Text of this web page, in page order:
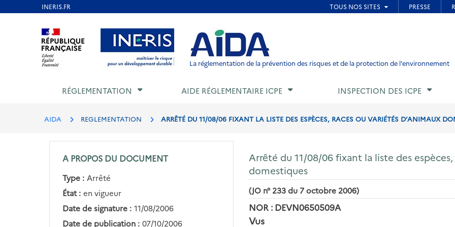
Aller au contenu Aller au menu Aller au pied de page
La réglementation de la prévention des risques et de la protection de l'environnement
RÉGLEMENTATION AIDE RÉGLEMENTAIRE ICPE INSPECTION DES ICPE
AIDA REGLEMENTATION ARRÊTÉ DU 11/08/06 FIXANT LA LISTE DES ESPÈCES, RACES OU VARIÉTÉS D’ANIMAUX
A PROPOS DU DOCUMENT
Type : Arrêté
État : en vigueur
Date de signature : 11/08/2006
Date de publication : 07/10/2006
Arrêté du 11/08/06 fixant la liste des
domestiques
(JO n° 233 du 7 octobre 2006)
NOR : DEVN0650509A
Vus